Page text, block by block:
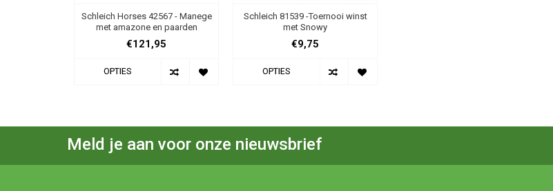
Schleich Horses 42567 - Manege
met amazone en paarden
€121,95
OPTIES
Schleich 81539 -Toernooi winst
met Snowy
€9,75
OPTIES
Meld je aan voor onze nieuwsbrief